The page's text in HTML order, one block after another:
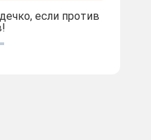
если против